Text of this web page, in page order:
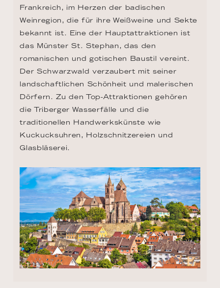
Frankreich, im Herzen der badischen
Weinregion, die für ihre Weißweine und Sekte
bekannt ist. Eine der Hauptattraktionen ist
das Münster St. Stephan, das den
romanischen und gotischen Baustil vereint.
Der Schwarzwald verzaubert mit seiner
landschaftlichen Schönheit und malerischen
Dörfern. Zu den Top-Attraktionen gehören
die Triberger Wasserfälle und die
traditionellen Handwerkskünste wie
Kuckucksuhren, Holzschnitzereien und
Glasbläserei.